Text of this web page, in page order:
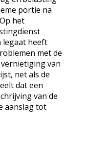
portie na
het
legaat heeft
met de
van
net als de
dat een
van de
aanslag tot